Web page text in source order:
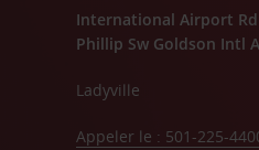
International Airport Rd
Phillip Sw Goldson Intl
Ladyville
Appeler le : 501-225-